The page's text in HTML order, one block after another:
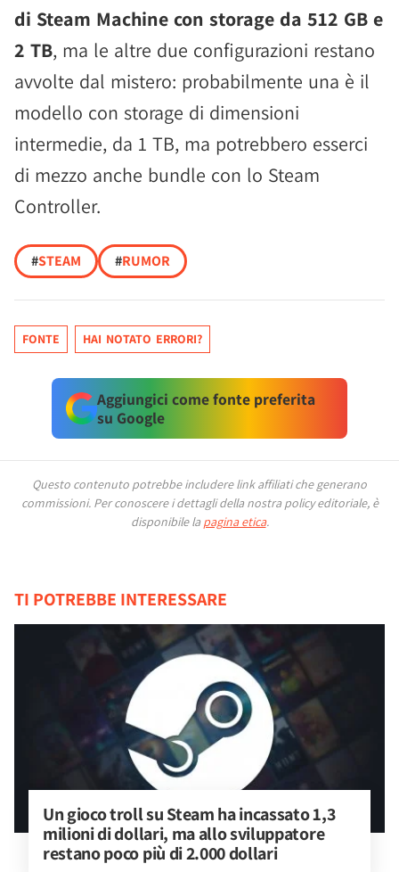
di Steam Machine con storage da 512 GB e
2 TB, ma le altre due configurazioni restano
avvolte dal mistero: probabilmente una è il
modello con storage di dimensioni
intermedie, da 1 TB, ma potrebbero esserci
di mezzo anche bundle con lo Steam
Controller.
#STEAM #RUMOR
FONTE HAI NOTATO ERRORI?
Aggiungici come fonte preferita
su Google
Questo contenuto potrebbe includere link affiliati che generano
commissioni. Per conoscere i dettagli della nostra policy editoriale, è
disponibile la pagina etica.
TI POTREBBE INTERESSARE
Un gioco troll su Steam ha incassato 1,3
milioni di dollari, ma allo sviluppatore
restano poco più di 2.000 dollari